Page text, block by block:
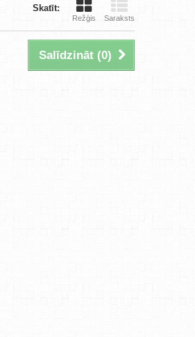
Skatīt:
Režģis Saraksts
Salīdzināt (0)